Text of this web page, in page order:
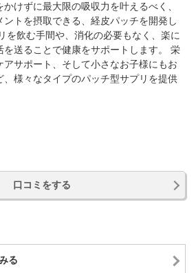
けずに最大限の吸収力を叶えるべく、
トを摂取できる、経皮パッチを開発し
を飲む手間や、消化の必要もなく、楽に
送ることで健康をサポートします。 栄
サポート、そして小さなお子様にもお
様々なタイプのパッチ型サプリを提供
口コミをする
る